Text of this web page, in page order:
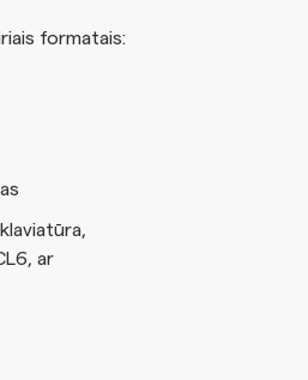
formatais:
ar